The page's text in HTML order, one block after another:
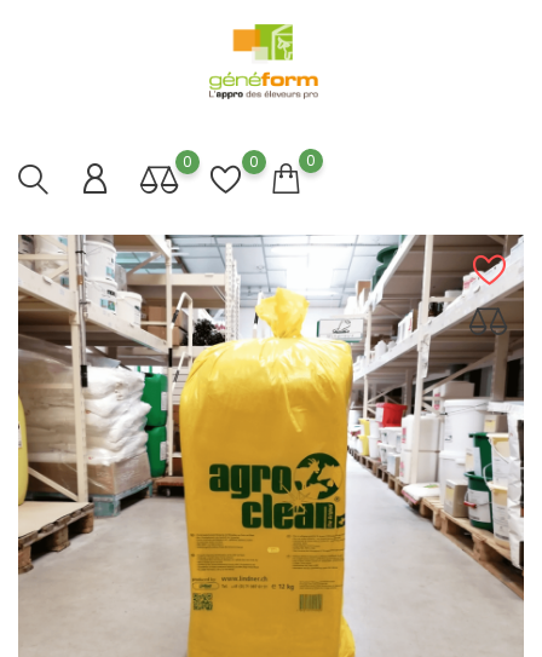
0 0 0